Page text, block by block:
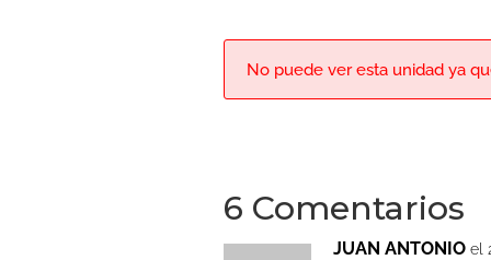
No puede ver esta unidad ya
6 Comentarios
JUAN ANTONIO el